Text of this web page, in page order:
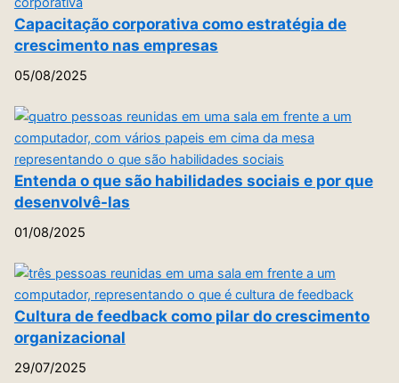
Capacitação corporativa como estratégia de
crescimento nas empresas
05/08/2025
Entenda o que são habilidades sociais e por que
desenvolvê-las
01/08/2025
Cultura de feedback como pilar do crescimento
organizacional
29/07/2025